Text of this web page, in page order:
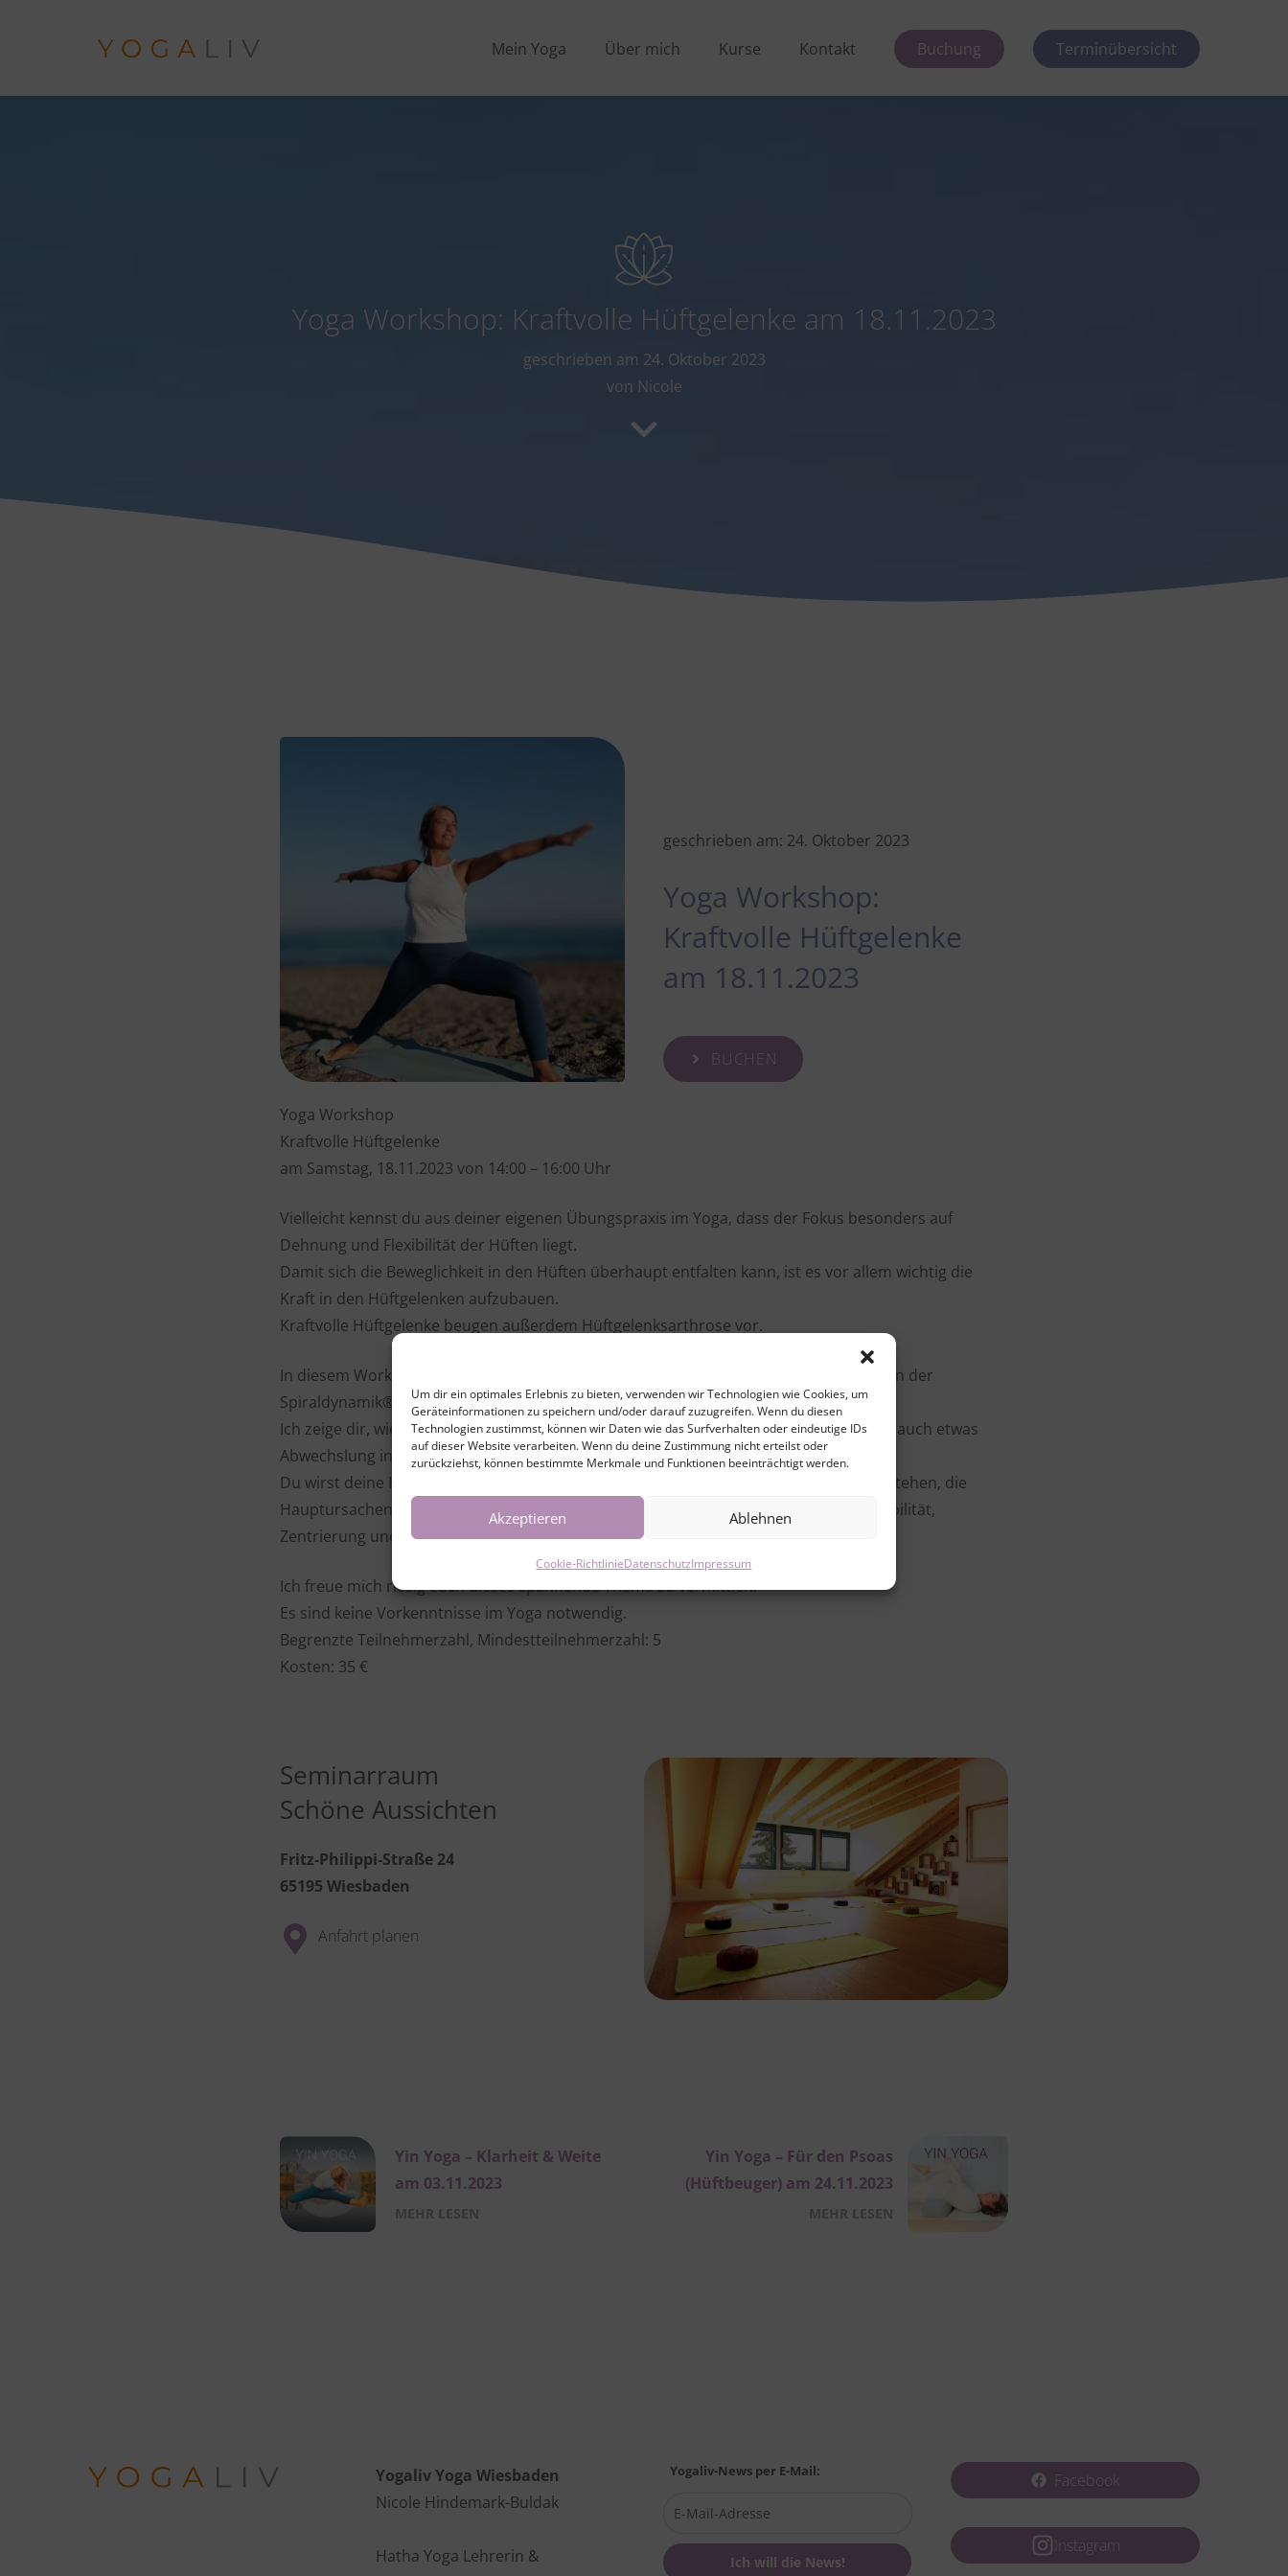
Um dir ein optimales Erlebnis zu bieten, verwenden wir Technologien wie Cookies, um
Geräteinformationen zu speichern und/oder darauf zuzugreifen. Wenn du diesen
Technologien zustimmst, können wir Daten wie das Surfverhalten oder eindeutige IDs
auf dieser Website verarbeiten. Wenn du deine Zustimmung nicht erteilst oder
zurückziehst, können bestimmte Merkmale und Funktionen beeinträchtigt werden.
Akzeptieren Ablehnen
Cookie-RichtlinieDatenschutzImpressum
Mein Yoga Über mich Kurse Kontakt Buchung Terminübersicht
Yoga Workshop: Kraftvolle Hüftgelenke am 18.11.2023
geschrieben am 24. Oktober 2023
von Nicole
geschrieben am: 24. Oktober 2023
Yoga Workshop:
Kraftvolle Hüftgelenke
am 18.11.2023
BUCHEN
Yoga Workshop
Kraftvolle Hüftgelenke
am Samstag, 18.11.2023 von 14:00 – 16:00 Uhr
Vielleicht kennst du aus deiner eigenen Übungspraxis im Yoga, dass der Fokus besonders auf
Dehnung und Flexibilität der Hüften liegt.
Damit sich die Beweglichkeit in den Hüften überhaupt entfalten kann, ist es vor allem wichtig die
Kraft in den Hüftgelenken aufzubauen.
Kraftvolle Hüftgelenke beugen außerdem Hüftgelenksarthrose vor.
In diesem Workshop werde ich mein Wissen aus der Yogatherapie nach den Prinzipien der
Spiraldynamik® mit dir teilen.
Ich zeige dir, wie du mit einfachen Übungen sowohl deine Hüftgelenke trainieren und auch etwas
Abwechslung in deine Yogapraxis bringen kannst.
Du wirst deine Hüftgelenke und ihr Zusammenspiel mit anderen Muskeln besser verstehen, die
Hauptursachen für schwache Hüftgelenke kennenlernen und so insgesamt mehr Stabilität,
Zentrierung und Beweglichkeit in deinem ganzen Körper erfahren.
Ich freue mich riesig euch dieses spannende Thema zu vermittlen!
Es sind keine Vorkenntnisse im Yoga notwendig.
Begrenzte Teilnehmerzahl, Mindestteilnehmerzahl: 5
Kosten: 35 €
Seminarraum
Schöne Aussichten
Fritz-Philippi-Straße 24
65195 Wiesbaden
Anfahrt planen
Yin Yoga – Klarheit & Weite
am 03.11.2023
Yin Yoga – Für den Psoas
(Hüftbeuger) am 24.11.2023
Yogaliv Yoga Wiesbaden
Nicole Hindemark-Buldak
Hatha Yoga Lehrerin &
Yogaliv-News per E-Mail: Facebook
Instagram